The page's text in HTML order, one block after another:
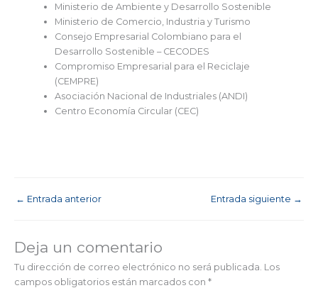
Ministerio de Ambiente y Desarrollo Sostenible
Ministerio de Comercio, Industria y Turismo
Consejo Empresarial Colombiano para el
Desarrollo Sostenible – CECODES
Compromiso Empresarial para el Reciclaje
(CEMPRE)
Asociación Nacional de Industriales (ANDI)
Centro Economía Circular (CEC)
← Entrada anterior Entrada siguiente →
Deja un comentario
Tu dirección de correo electrónico no será publicada. Los
campos obligatorios están marcados con *